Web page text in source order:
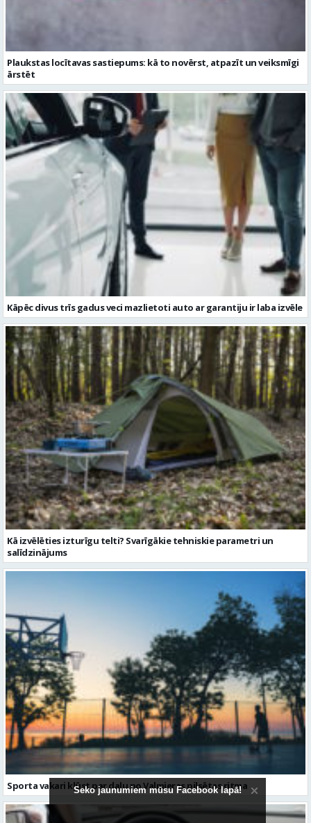
Plaukstas locītavas sastiepums: kā to novērst, atpazīt un veiksmīgi
ārstēt
Kāpēc divus trīs gadus veci mazlietoti auto ar garantiju ir laba izvēle
Kā izvēlēties izturīgu telti? Svarīgākie tehniskie parametri un
salīdzinājums
Sporta vakari kļūst par daļu no Valmieras pilsētas ritma
Seko jaunumiem mūsu Facebook lapā!